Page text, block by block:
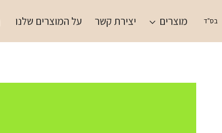
toבס"ד מוצרים יצירת קשר על המוצרים שלנו